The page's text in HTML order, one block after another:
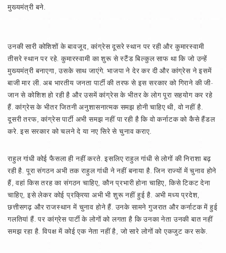
मुख्यमंत्री बने.
उनकी सारी कोशिशों के बावजूद, कांग्रेस दूसरे स्थान पर रही और कुमारस्वामी
तीसरे स्थान पर रहे. कुमारस्वामी का शुरू से स्टैंड बिल्कुल साफ था कि जो उन्हें
मुख्यमंत्री बनाएगा, उसके साथ जाएंगे. भाजपा ने देर कर दी और कांग्रेस ने इसमें
बाजी मार ली. अब भारतीय जनता पार्टी की तरफ से इस सरकार को गिराने की जी-
जान से कोशिश हो रही है और उसमें कांग्रेस के भीतर के लोग पूरा सहयोग कर रहे
हैं. कांग्रेस के भीतर जितनी अनुशासनात्मक समझ होनी चाहिए थी, वो नहीं है.
दूसरी तरफ, कांग्रेस पार्टी अभी समझ नहीं पा रही है कि वो कर्नाटक को कैसे हैंडल
करे. इस सरकार को चलने दे या नए सिरे से चुनाव कराए.
राहुल गांधी कोई फैसला ही नहीं करते. इसलिए राहुल गांधी से लोगों की निराशा बढ़
रही है. पूरा संगठन अभी तक राहुल गांधी ने नहीं बनाया है. जिन राज्यों में चुनाव होने
हैं, वहां किस तरह का संगठन चाहिए, कौन प्रभारी होना चाहिए, किसे टिकट देना
चाहिए, इसे लेकर कोई प्रक्रिया अभी भी शुरू नहीं हुई है. अभी मध्य प्रदेश,
छत्तीसगढ़ और राजस्थान में चुनाव होने हैं. उनके सामने गुजरात और कर्नाटक में हुई
गलतियां हैं. पर कांग्रेस पार्टी के लोगों को लगता है कि उनका नेता उनकी बात नहीं
समझ रहा है. विपक्ष में कोई एक नेता नहीं है, जो सारे लोगों को एकजुट कर सके.